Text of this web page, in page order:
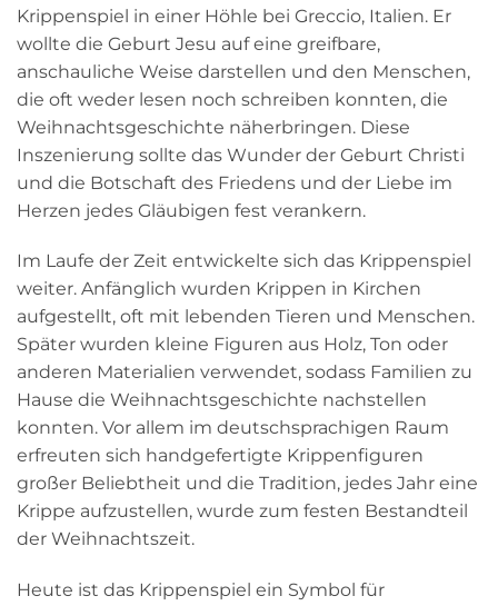
Krippenspiel in einer Höhle bei Greccio, Italien. Er
wollte die Geburt Jesu auf eine greifbare,
anschauliche Weise darstellen und den Menschen,
die oft weder lesen noch schreiben konnten, die
Weihnachtsgeschichte näherbringen. Diese
Inszenierung sollte das Wunder der Geburt Christi
und die Botschaft des Friedens und der Liebe im
Herzen jedes Gläubigen fest verankern.
Im Laufe der Zeit entwickelte sich das Krippenspiel
weiter. Anfänglich wurden Krippen in Kirchen
aufgestellt, oft mit lebenden Tieren und Menschen.
Später wurden kleine Figuren aus Holz, Ton oder
anderen Materialien verwendet, sodass Familien zu
Hause die Weihnachtsgeschichte nachstellen
konnten. Vor allem im deutschsprachigen Raum
erfreuten sich handgefertigte Krippenfiguren
großer Beliebtheit und die Tradition, jedes Jahr eine
Krippe aufzustellen, wurde zum festen Bestandteil
der Weihnachtszeit.
Heute ist das Krippenspiel ein Symbol für